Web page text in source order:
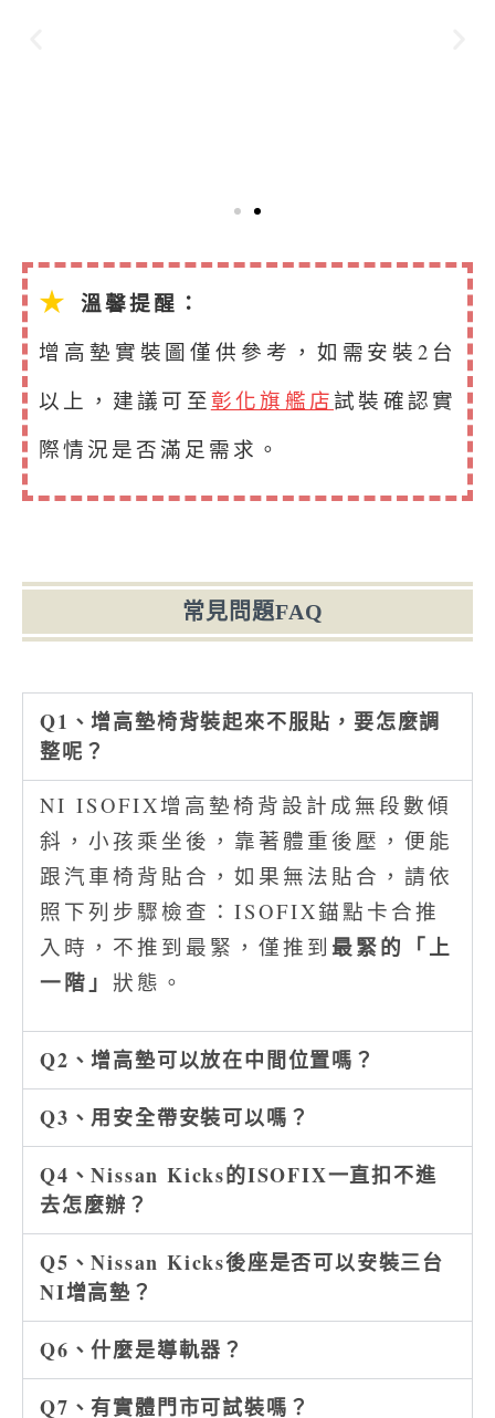
★ 溫馨提醒：
增高墊實裝圖僅供參考，如需安裝2台
以上，建議可至彰化旗艦店試裝確認實
際情況是否滿足需求。
常見問題FAQ
Q1、增高墊椅背裝起來不服貼，要怎麼調
整呢？
NI ISOFIX增高墊椅背設計成無段數傾
斜，小孩乘坐後，靠著體重後壓，便能
跟汽車椅背貼合，如果無法貼合，請依
照下列步驟檢查：ISOFIX錨點卡合推
入時，不推到最緊，僅推到 最緊的「上
一階」 狀態。
Q2、增高墊可以放在中間位置嗎？
Q3、用安全帶安裝可以嗎？
Q4、Nissan Kicks的ISOFIX一直扣不進
去怎麼辦？
Q5、Nissan Kicks後座是否可以安裝三台
NI增高墊？
Q6、什麼是導軌器？
Q7、有實體門市可試裝嗎？